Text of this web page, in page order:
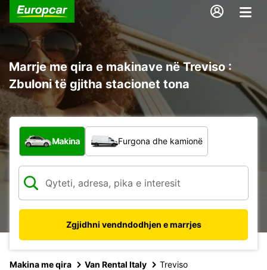
Marrje me qira e makinave në Treviso :
Zbuloni të gjitha stacionet tona
Çfarë lloj automjeti?
Makina Furgona dhe kamionë
Zgjidhni vendndodhjen e marrjes
Makina me qira Van Rental Italy Treviso